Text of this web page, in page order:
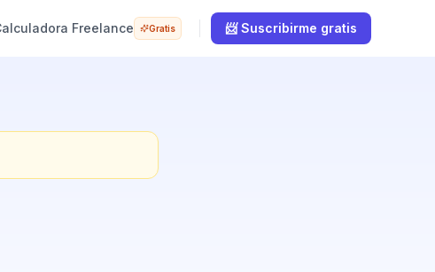
Freelance Gratis 📨 Suscribirme gratis